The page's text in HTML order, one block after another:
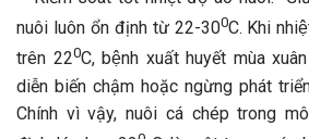
nuôi luôn ổn định từ 22-300C. Khi
trên 220C, bệnh xuất huyết mùa
diễn biến chậm hoặc ngừng phát
Chính vì vậy, nuôi cá chép trong